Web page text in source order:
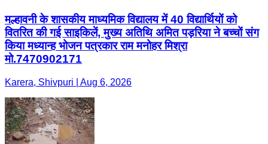
मल्हावनी के शासकीय माध्यमिक विद्यालय में 40 विद्यार्थियों को
वितरित की गई साइकिलें, मुख्य अतिथि अमित पड़रिया ने बच्चों संग
किया मध्यान्ह भोजन पत्रकार राम मनोहर मिश्रा
मो.7470902171
Karera, Shivpuri | Aug 6, 2026